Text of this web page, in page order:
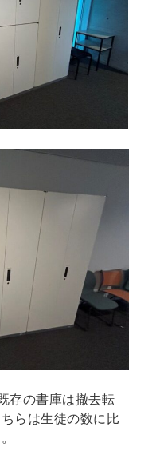
存の書庫は撤去転
らは生徒の数に比